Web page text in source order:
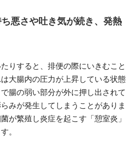
悪さや吐き気が続き、発熱
りすると、排便の際にいきむこと
大腸内の圧力が上昇している状態
腸の弱い部分が外に押し出されて
みが発生してしまうことがありま
が繁殖し炎症を起こす「憩室炎」
。